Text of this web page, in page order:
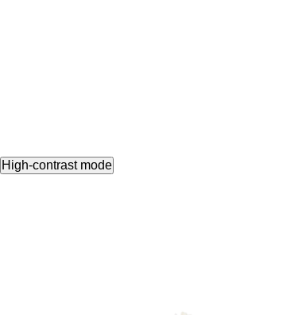
High-contrast mode